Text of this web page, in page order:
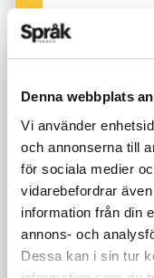
Denna webbplats
Vi använder
och annonserna till
för sociala medier
vidarebefordrar
information från din
annons- och
Dessa kan i sin tur